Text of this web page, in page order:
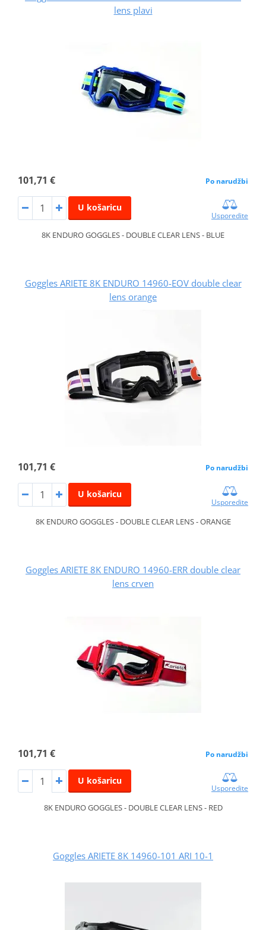
lens plavi
101,71 € Po narudžbi
U košaricu
Usporedite
8K ENDURO GOGGLES - DOUBLE CLEAR LENS - BLUE
Goggles ARIETE 8K ENDURO 14960-EOV double clear
lens orange
101,71 € Po narudžbi
U košaricu
Usporedite
8K ENDURO GOGGLES - DOUBLE CLEAR LENS - ORANGE
Goggles ARIETE 8K ENDURO 14960-ERR double clear
lens crven
101,71 € Po narudžbi
U košaricu
Usporedite
8K ENDURO GOGGLES - DOUBLE CLEAR LENS - RED
Goggles ARIETE 8K 14960-101 ARI 10-1